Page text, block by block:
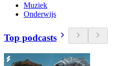
Muziek
Onderwijs
Top podcasts